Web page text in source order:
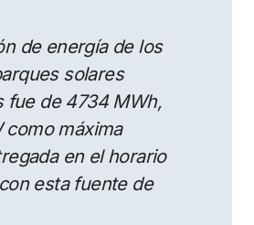
de energía de los
solares
fue de 4734 MWh,
como máxima
en el horario
esta fuente de